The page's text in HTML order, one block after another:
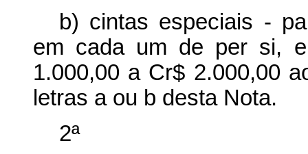
b) cintas especiais -
em cada um de per si,
1.000,00 a Cr$ 2.000,00
letras a ou b desta Nota.
2ª